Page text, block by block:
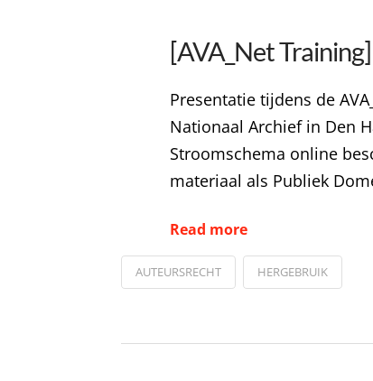
[AVA_Net
Presentatie tijdens de
Nationaal Archief in Den
Stroomschema online
materiaal als Publiek
Read more
AUTEURSRECHT HERGEBRUIK